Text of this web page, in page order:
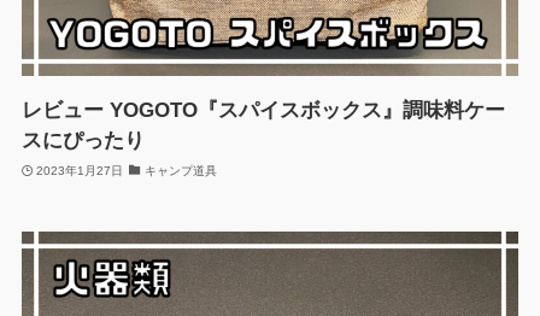
レビュー YOGOTO『スパイスボックス』調味料ケー
スにぴったり
2023年1月27日 キャンプ道具